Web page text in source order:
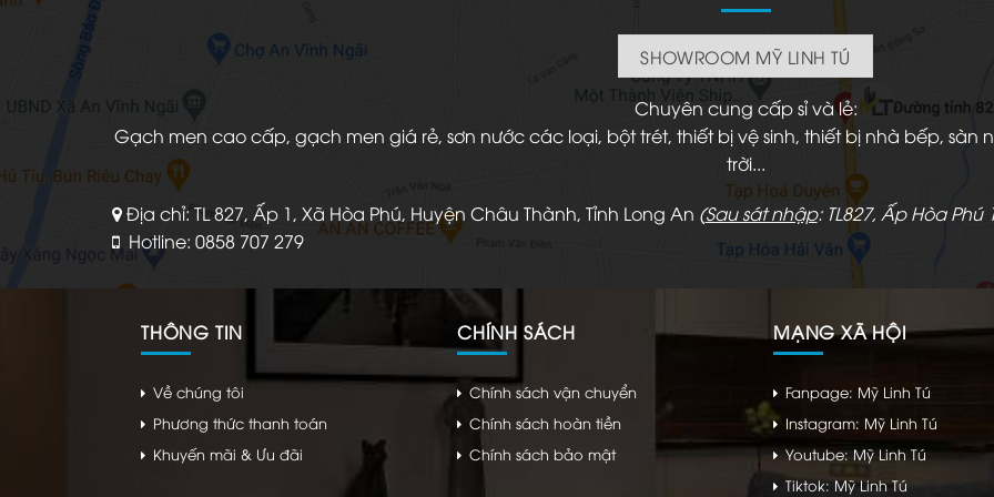
SHOWROOM MỸ LINH TÚ
Chuyên cung cấp sỉ và lẻ:
Gạch men cao cấp, gạch men giá rẻ, sơn nước các loại, bột trét, thiết bị vệ sinh, thiết bị nhà bếp,
trời...
Địa chỉ: TL 827, Ấp 1, Xã Hòa Phú, Huyện Châu Thành, Tỉnh Long An (Sau sát nhập: TL827, Ấp Hòa Phú
Hotline: 0858 707 279
THÔNG TIN
Về chúng tôi
Phương thức thanh toán
Khuyến mãi & Ưu đãi
CHÍNH SÁCH
Chính sách vận chuyển
Chính sách hoàn tiền
Chính sách bảo mật
MẠNG XÃ HỘI
Fanpage: Mỹ Linh Tú
Instagram: Mỹ Linh Tú
Youtube: Mỹ Linh Tú
Tiktok: Mỹ Linh Tú